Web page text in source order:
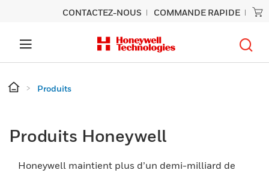
CONTACTEZ-NOUS COMMANDE RAPIDE
Produits
Produits Honeywell
Honeywell maintient plus d’un demi-milliard de